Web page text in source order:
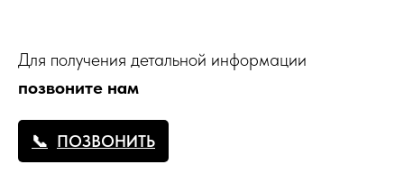
Для получения детальной информации
позвоните нам
ПОЗВОНИТЬ